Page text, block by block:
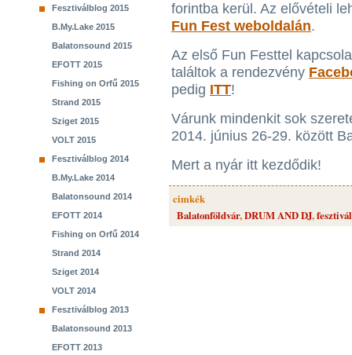
Fesztiválblog 2015
B.My.Lake 2015
Balatonsound 2015
EFOTT 2015
Fishing on Orfű 2015
Strand 2015
Sziget 2015
VOLT 2015
Fesztiválblog 2014
B.My.Lake 2014
Balatonsound 2014
EFOTT 2014
Fishing on Orfű 2014
Strand 2014
Sziget 2014
VOLT 2014
Fesztiválblog 2013
Balatonsound 2013
EFOTT 2013
forintba kerül. Az elővételi
Fun Fest weboldalán.
Az első Fun Festtel
találtok a rendezvény
pedig ITT!
Várunk mindenkit sok
2014. június 26-29. között
Mert a nyár itt kezdődik!
cimkék
Balatonföldvár,DRUM AND DJ,fesztivál